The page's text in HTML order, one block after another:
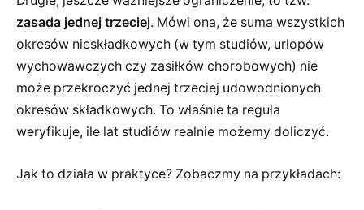
zasada jednej trzeciej. Mówi ona, że suma wszystkich
okresów nieskładkowych (w tym studiów, urlopów
wychowawczych czy zasiłków chorobowych) nie
może przekroczyć jednej trzeciej udowodnionych
okresów składkowych. To właśnie ta reguła
weryfikuje, ile lat studiów realnie możemy doliczyć.
Jak to działa w praktyce? Zobaczmy na przykładach: